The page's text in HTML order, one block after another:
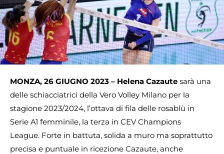
MONZA, 26 GIUGNO 2023 – Helena Cazaute sarà una
delle schiacciatrici della Vero Volley Milano per la
stagione 2023/2024, l’ottava di fila delle rosablù in
Serie A1 femminile, la terza in CEV Champions
League. Forte in battuta, solida a muro ma soprattutto
precisa e puntuale in ricezione Cazaute, anche